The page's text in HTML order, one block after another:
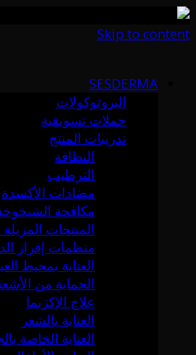
Skip to content
SESDERMA
البروتوكولات
حملات تسويقية
تدريبات المنتج
النظافة
الترطيب
مضادات الأكسدة
مكافحة
المنتجات المزيلة
منظمات إفراز
العناية بمحيط
الحماية من
علاج الإكزيما
العناية بالشعر
العناية الخاصة